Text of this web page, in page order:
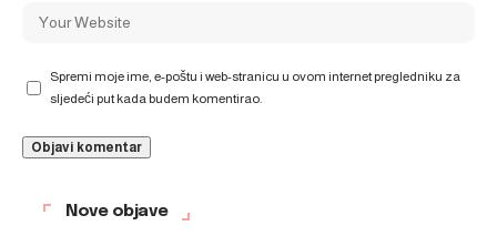
Spremi moje ime, e-poštu i web-stranicu u ovom internet pregledniku za
sljedeći put kada budem komentirao.
Nove objave